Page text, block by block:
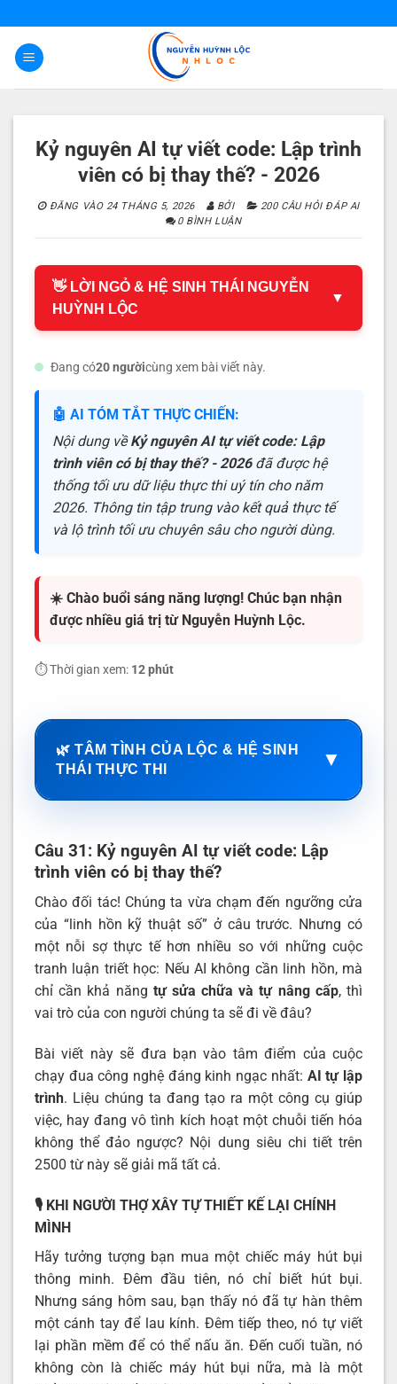
nội
dung
Kỷ nguyên AI tự viết code: Lập trình
viên có bị thay thế? - 2026
ĐĂNG VÀO 24 THÁNG 5, 2026 BỞI
200 CÂU HỎI ĐÁP AI
0 BÌNH LUẬN
👋 LỜI NGỎ & HỆ SINH THÁI NGUYỄN
HUỲNH LỘC
▼
Đang có20 ngườicùng xem bài viết này.
🤖 AI TÓM TẮT THỰC CHIẾN:
Nội dung vềKỷ nguyên AI tự viết code: Lập
trình viên có bị thay thế? - 2026đã được hệ
thống tối ưu dữ liệu thực thi uý tín cho năm
2026. Thông tin tập trung vào kết quả thực tế
và lộ trình tối ưu chuyên sâu cho người dùng.
☀️ Chào buổi sáng năng lượng! Chúc bạn nhận
được nhiều giá trị từ Nguyễn Huỳnh Lộc.
⏱️ Thời gian xem: 12 phút
🌿 TÂM TÌNH CỦA LỘC & HỆ SINH
THÁI THỰC THI
▼
Câu 31: Kỷ nguyên AI tự viết code: Lập
trình viên có bị thay thế?
Chào đối tác! Chúng ta vừa chạm đến ngưỡng cửa
của “linh hồn kỹ thuật số” ở câu trước. Nhưng có
một nỗi sợ thực tế hơn nhiều so với những cuộc
tranh luận triết học: Nếu AI không cần linh hồn, mà
chỉ cần khả năng tự sửa chữa và tự nâng cấp, thì
vai trò của con người chúng ta sẽ đi về đâu?
Bài viết này sẽ đưa bạn vào tâm điểm của cuộc
chạy đua công nghệ đáng kinh ngạc nhất: AI tự lập
trình. Liệu chúng ta đang tạo ra một công cụ giúp
việc, hay đang vô tình kích hoạt một chuỗi tiến hóa
không thể đảo ngược? Nội dung siêu chi tiết trên
2500 từ này sẽ giải mã tất cả.
🎙️ KHI NGƯỜI THỢ XÂY TỰ THIẾT KẾ LẠI CHÍNH
MÌNH
Hãy tưởng tượng bạn mua một chiếc máy hút bụi
thông minh. Đêm đầu tiên, nó chỉ biết hút bụi.
Nhưng sáng hôm sau, bạn thấy nó đã tự hàn thêm
một cánh tay để lau kính. Đêm tiếp theo, nó tự viết
lại phần mềm để có thể nấu ăn. Đến cuối tuần, nó
không còn là chiếc máy hút bụi nữa, mà là một